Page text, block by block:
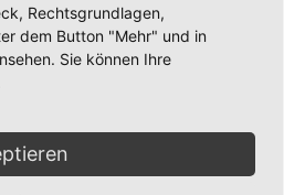
Rechtsgrundlagen,
dem Button "Mehr" und in
Sie können Ihre